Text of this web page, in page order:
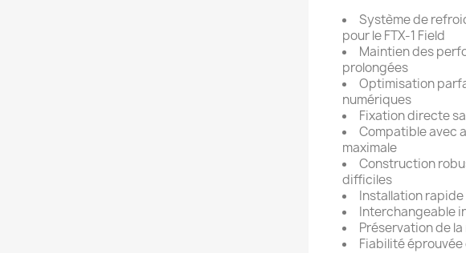
Système de
pour le FTX-1 Field
Maintien des
prolongées
Optimisation
numériques
Fixation directe
Compatible avec
maximale
Construction
difficiles
Installation
Interchangeable
Préservation de
Fiabilité éprouvée